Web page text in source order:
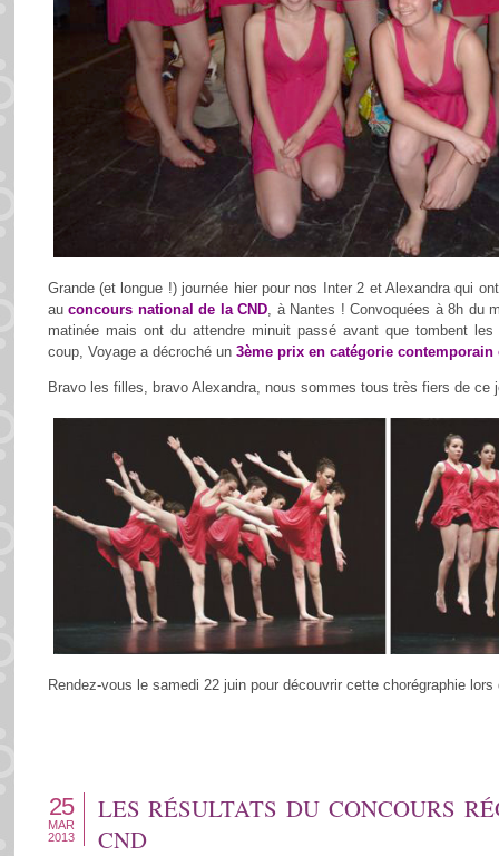
Grande (et longue !) journée hier pour nos Inter 2 et Alexandra qui
auconcours national de la CND, à Nantes ! Convoquées à 8h du
matinée mais ont du attendre minuit passé avant que tombent
coup, Voyage a décroché un 3ème prix en catégorie contemporain
Bravo les filles, bravo Alexandra, nous sommes tous très fiers de ce
Rendez-vous le samedi 22 juin pour découvrir cette chorégraphie
LES RÉSULTATS DU CONCOURS
CND
25
MAR
2013